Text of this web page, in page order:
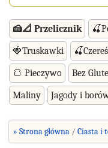
🍰📐 Przelicznik
🍓Truskawki
🍞 Pieczywo Bez
Maliny Jagody i
» Strona główna Ciasta i